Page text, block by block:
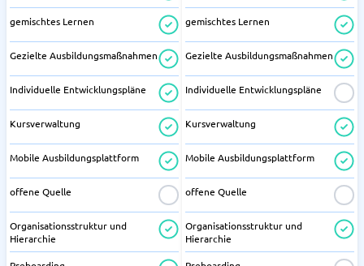
gemischtes Lernen
Gezielte Ausbildungsmaßnahmen
Individuelle Entwicklungspläne
Kursverwaltung
Mobile Ausbildungsplattform
offene Quelle
Organisationsstruktur und
Hierarchie
gemischtes Lernen
Gezielte Ausbildungsmaßnahmen
Individuelle Entwicklungspläne
Kursverwaltung
Mobile Ausbildungsplattform
offene Quelle
Organisationsstruktur und
Hierarchie